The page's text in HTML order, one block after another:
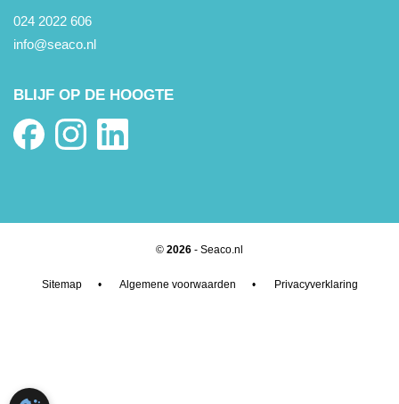
024 2022 606
info@seaco.nl
BLIJF OP DE HOOGTE
© 2026 - Seaco.nl
Sitemap• Algemene voorwaarden • Privacyverklaring